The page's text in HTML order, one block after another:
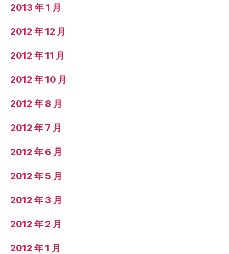
2013 年 1 月
2012 年 12 月
2012 年 11 月
2012 年 10 月
2012 年 8 月
2012 年 7 月
2012 年 6 月
2012 年 5 月
2012 年 3 月
2012 年 2 月
2012 年 1 月